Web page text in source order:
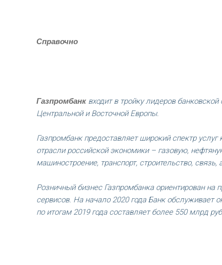
Справочно
Газпромбанквходит в тройку лидеров
Центральной и Восточной Европы.
Газпромбанк предоставляет широкий спектр
отрасли российской экономики – газовую,
машиностроение, транспорт, строительство,
Розничный бизнес Газпромбанка ориентирован на
сервисов. На начало 2020 года Банк обслуживает
по итогам 2019 года составляет более 550 млрд